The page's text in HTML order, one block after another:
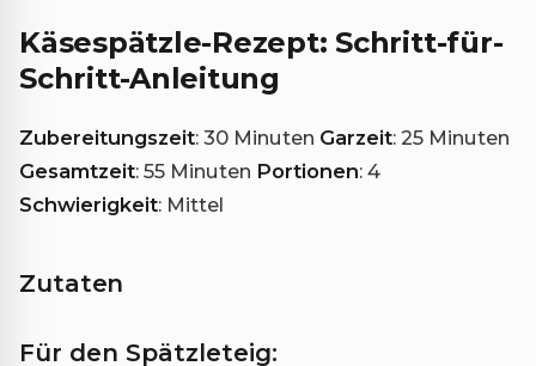
Käsespätzle-Rezept: Schritt-für-
Schritt-Anleitung
Zubereitungszeit: 30 Minuten Garzeit: 25 Minuten
Gesamtzeit: 55 Minuten Portionen: 4
Schwierigkeit: Mittel
Zutaten
Für den Spätzleteig: